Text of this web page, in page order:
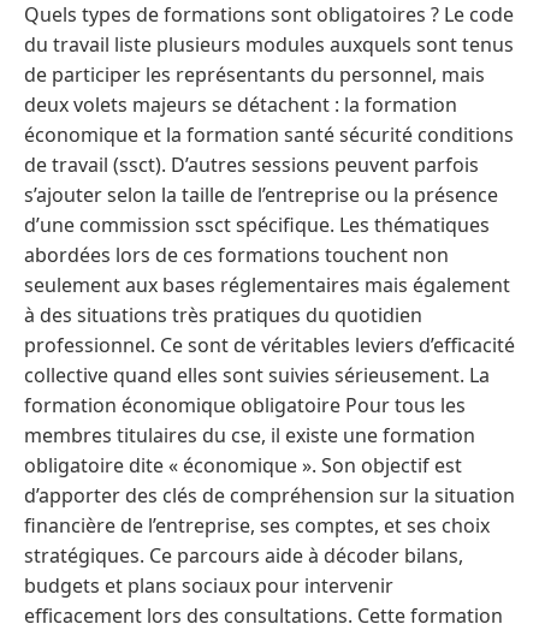
Quels types de formations sont obligatoires ? Le code
du travail liste plusieurs modules auxquels sont tenus
de participer les représentants du personnel, mais
deux volets majeurs se détachent : la formation
économique et la formation santé sécurité conditions
de travail (ssct). D’autres sessions peuvent parfois
s’ajouter selon la taille de l’entreprise ou la présence
d’une commission ssct spécifique. Les thématiques
abordées lors de ces formations touchent non
seulement aux bases réglementaires mais également
à des situations très pratiques du quotidien
professionnel. Ce sont de véritables leviers d’efficacité
collective quand elles sont suivies sérieusement. La
formation économique obligatoire Pour tous les
membres titulaires du cse, il existe une formation
obligatoire dite « économique ». Son objectif est
d’apporter des clés de compréhension sur la situation
financière de l’entreprise, ses comptes, et ses choix
stratégiques. Ce parcours aide à décoder bilans,
budgets et plans sociaux pour intervenir
efficacement lors des consultations. Cette formation